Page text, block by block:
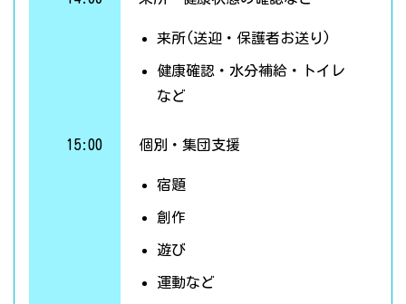
来所(送迎・保護者お送り)
健康確認・水分補給・トイレ
など
15:00 個別・集団支援
宿題
創作
遊び
運動など